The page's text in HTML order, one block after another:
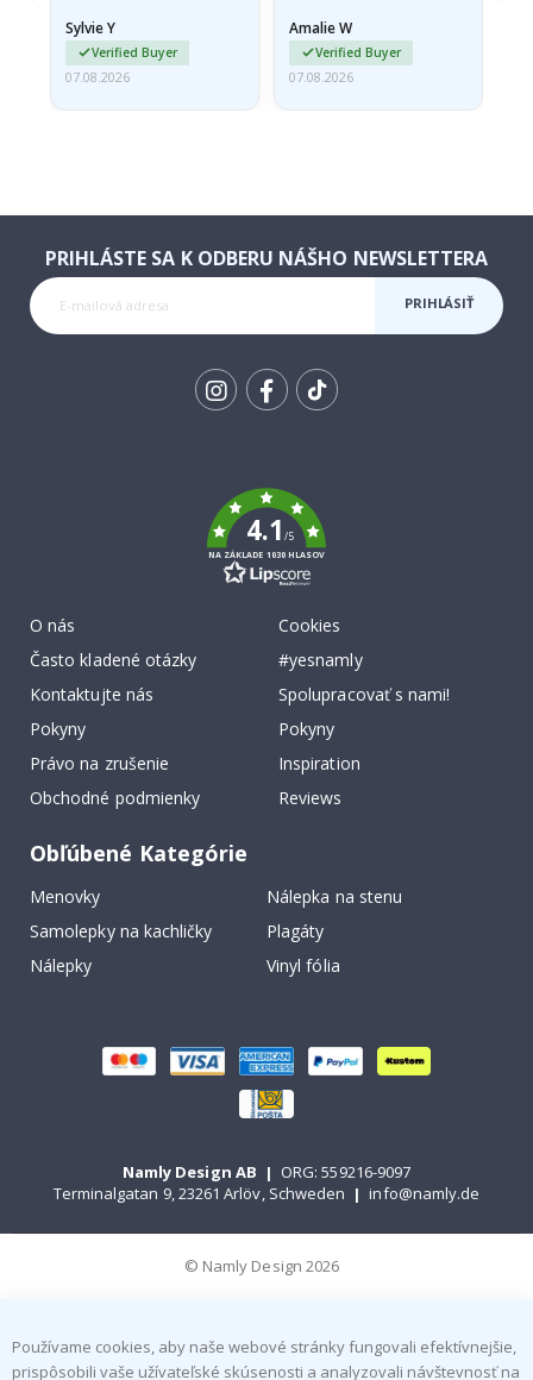
Sylvie Y
Verified Buyer
07.08.2026
Amalie W
Verified Buyer
07.08.2026
PRIHLÁSTE SA K ODBERU NÁŠHO NEWSLETTERA
PRIHLÁSIŤ
4.1/5
NA ZÁKLADE 1030 HLASOV
O nás
Často kladené otázky
Kontaktujte nás
Pokyny
Právo na zrušenie
Obchodné podmienky
Cookies
#yesnamly
Spolupracovať s nami!
Pokyny
Inspiration
Reviews
Obľúbené Kategórie
Menovky
Nálepka na stenu
Samolepky na kachličky
Plagáty
Nálepky
Vinyl fólia
Namly Design AB | ORG: 559216-9097
Terminalgatan 9, 23261 Arlöv, Schweden | info@namly.de
© Namly Design 2026
Používame cookies, aby naše webové stránky fungovali efektívnejšie,
prispôsobili vaše užívateľské skúsenosti a analyzovali návštevnosť na